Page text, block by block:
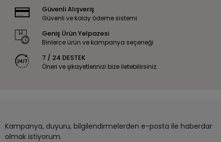
Güvenli Alışveriş
Güvenli ve kolay ödeme sistemi
Geniş Ürün Yelpazesi
Binlerce ürün ve kampanya seçeneği
7 / 24 DESTEK
Öneri ve şikayetlerinizi bize iletebilirsiniz.
Kampanya, duyuru, bilgilendirmelerden e-posta ile haberdar
olmak istiyorum.